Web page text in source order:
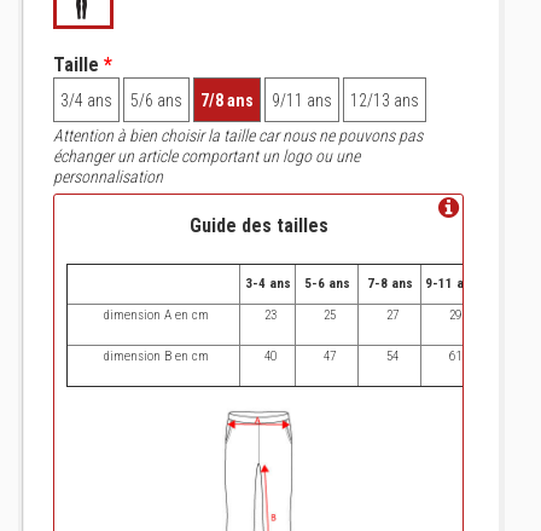
Taille *
3/4 ans 5/6 ans 7/8 ans 9/11 ans
12/13 ans
Attention à bien choisir la taille car nous ne pouvons pas
échanger un article comportant un logo ou une
personnalisation
Guide des tailles
3-4 ans 5-6 ans 7-8 ans 9-11 ans
dimension A en cm
23 25 27 29
dimension B en cm 40 47 54 61